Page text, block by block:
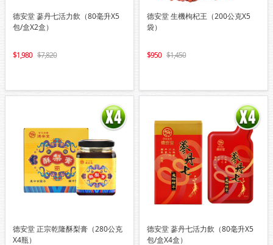
德安堂 蔘丹七活力飲（80毫升X5
包/盒X2盒）
1,980 7,820
德安堂 生機枸杞王（200公克X5
袋）
950 1,450
德安堂 正宗乾隆酥梨膏（280公克
X4瓶）
德安堂 蔘丹七活力飲（80毫升X5
包/盒X4盒）